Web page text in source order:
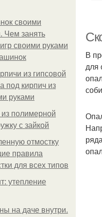
своими
Чем занять
своими руками
из гипсовой
под кирпич из
руками
полимерной
с зайкой
отмостку
правила
для всех типов
утепление
на даче внутри.
В
для